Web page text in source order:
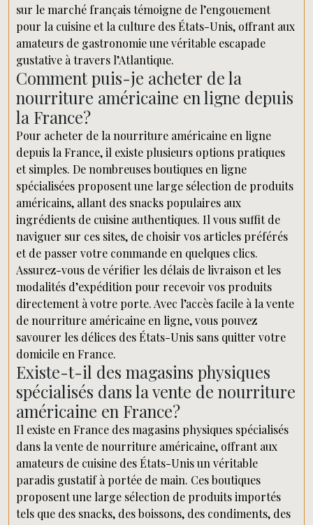
sur le marché français témoigne de l’engouement
pour la cuisine et la culture des États-Unis, offrant aux
amateurs de gastronomie une véritable escapade
gustative à travers l’Atlantique.
Comment puis-je acheter de la
nourriture américaine en ligne depuis
la France?
Pour acheter de la nourriture américaine en ligne
depuis la France, il existe plusieurs options pratiques
et simples. De nombreuses boutiques en ligne
spécialisées proposent une large sélection de produits
américains, allant des snacks populaires aux
ingrédients de cuisine authentiques. Il vous suffit de
naviguer sur ces sites, de choisir vos articles préférés
et de passer votre commande en quelques clics.
Assurez-vous de vérifier les délais de livraison et les
modalités d’expédition pour recevoir vos produits
directement à votre porte. Avec l’accès facile à la vente
de nourriture américaine en ligne, vous pouvez
savourer les délices des États-Unis sans quitter votre
domicile en France.
Existe-t-il des magasins physiques
spécialisés dans la vente de nourriture
américaine en France?
Il existe en France des magasins physiques spécialisés
dans la vente de nourriture américaine, offrant aux
amateurs de cuisine des États-Unis un véritable
paradis gustatif à portée de main. Ces boutiques
proposent une large sélection de produits importés
tels que des snacks, des boissons, des condiments, des